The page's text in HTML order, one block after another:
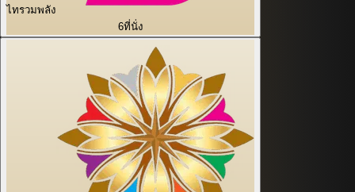
ไทรวมพลัง
6ที่นั่ง